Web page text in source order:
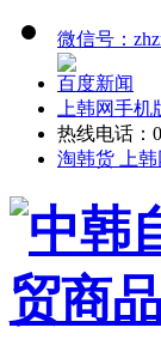
微信号：
百度新闻
上韩网手机
热线电话：
淘韩货 上韩